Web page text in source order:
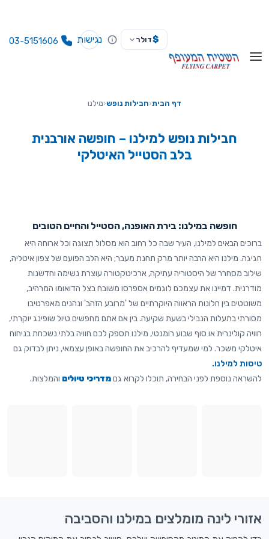
$דולר נגישות 03-5151606
דף הבית‹חבילות נופש‹מילנו
חבילות נופש למילנו – חופשה אורבנית
בלב הסטייל האיטלקי
חופשה במילנו: בירת האופנה, הסטייל והחיים הטובים
ברוכים הבאים למילנו, העיר שבה כל רחוב הוא מסלול תצוגה וכל ארוחה היא
חגיגה. מילנו היא הרבה יותר מרק תחנת מעבר; היא הלב הפועם של צפון איטליה,
שילוב מסחרר של היסטוריה עתיקה, ארכיטקטורה עוצרת נשימה וחדשנות
מודרנית. דמיינו את עצמכם לוגמים אספרסו משובח בצל הדואומו המרהיב,
משוטטים בין חלונות הראווה היוקרתיים של 'מרובע הזהב' ונהנים מאפרטיבו
מסורתי בתעלות הנבילי בשעת שקיעה. בין אם אתם מחפשים טיול שופינג יוקרתי,
חוויה קולינרית או סוף שבוע רומנטי, מילנו תספק לכם חוויה בלתי נשכחת בניחוח
איטלקי משכר. למי שמעדיף להרכיב את החופשה באופן עצמאי, ניתן לבדוק גם
טיסות למילנו.
להשראה נוספת לפני הבחירה, תוכלו לקרוא גםמדריכי טיולים והמלצות.
אזורי לינה מומלצים במילנו והסביבה